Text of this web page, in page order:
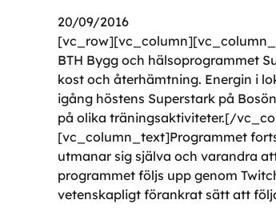
20/09/2016
BTH Bygg och hälsoprogrammet
kost och återhämtning. Energin i
igång höstens Superstark på
på olika träningsaktiviteter.[/
[vc_column_text]Programmet
utmanar sig själva och varandra
programmet följs upp genom
vetenskapligt förankrat sätt att